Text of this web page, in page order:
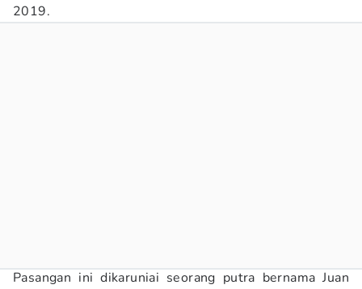
2019.
Pasangan ini dikaruniai seorang putra bernama Juan